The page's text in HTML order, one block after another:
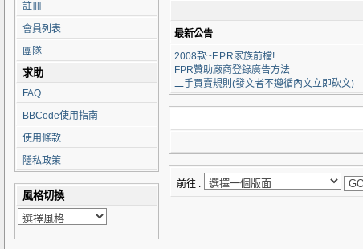
註冊
會員列表
團隊
求助
FAQ
BBCode使用指南
使用條款
隱私政策
風格切換
最新公告
2008款~F.P.R家族前檔!
FPR贊助廠商登錄廣告方法
二手買賣規則(發文者不遵循內文立即砍文)
前往 :